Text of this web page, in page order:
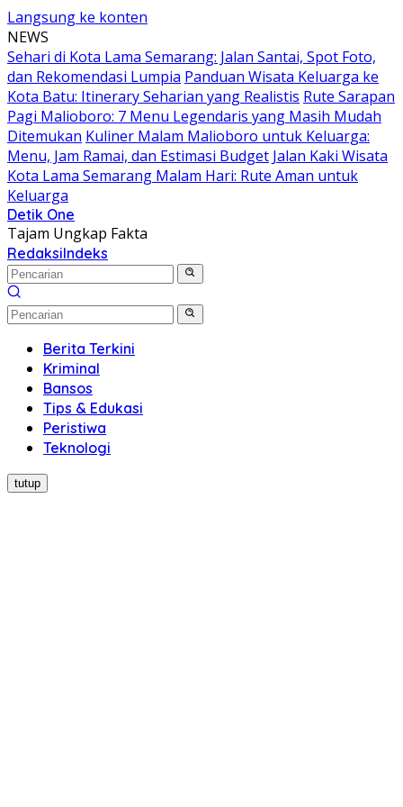
Langsung ke konten
NEWS
Sehari di Kota Lama Semarang: Jalan Santai, Spot Foto,
dan Rekomendasi Lumpia Panduan Wisata Keluarga ke
Kota Batu: Itinerary Seharian yang Realistis Rute Sarapan
Pagi Malioboro: 7 Menu Legendaris yang Masih Mudah
Ditemukan Kuliner Malam Malioboro untuk Keluarga:
Menu, Jam Ramai, dan Estimasi Budget Jalan Kaki Wisata
Kota Lama Semarang Malam Hari: Rute Aman untuk
Keluarga
Detik One
Tajam Ungkap Fakta
RedaksiIndeks
Berita Terkini
Kriminal
Bansos
Tips & Edukasi
Peristiwa
Teknologi
tutup